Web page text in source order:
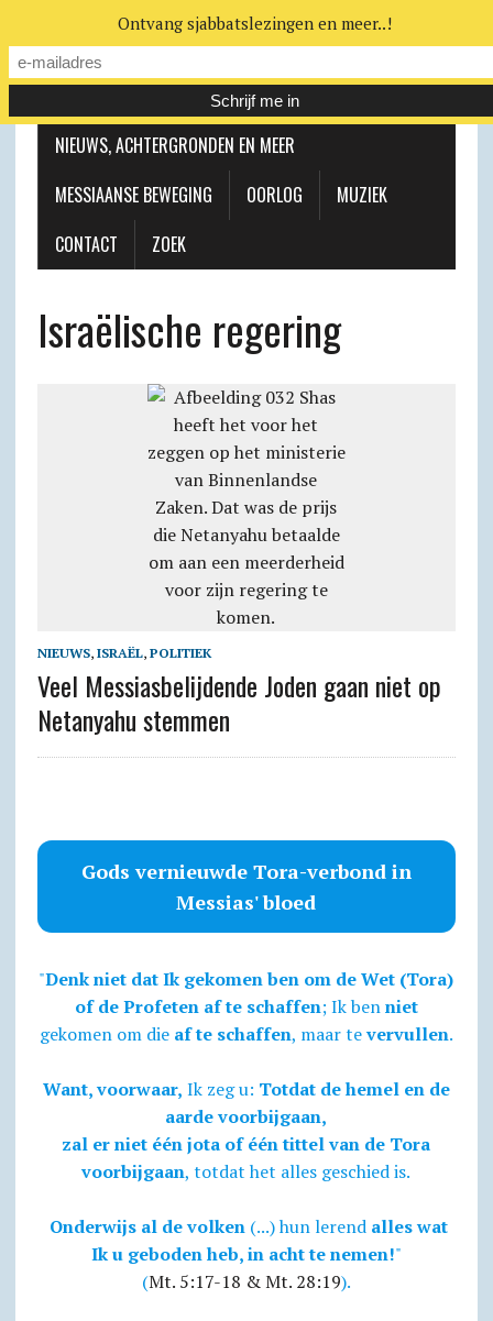
MESSIAANSE GEMEENTE
NIEUWS, ACHTERGRONDEN EN MEER
MESSIAANSE BEWEGING
OORLOG
MUZIEK
CONTACT
ZOEK
Israëlische regering
NIEUWS, ISRAËL, POLITIEK
Veel Messiasbelijdende Joden gaan niet op
Netanyahu stemmen
Gods vernieuwde Tora-verbond in
Messias' bloed
"Denk niet dat Ik gekomen ben om de Wet (Tora)
of de Profeten af te schaffen; Ik benniet
gekomen om die af te schaffen, maar tevervullen.
Want, voorwaar, Ik zeg u: Totdat de hemel en de
aarde voorbijgaan,
zal er niet één jota of één tittel van de Tora
voorbijgaan, totdat het alles geschied is.
Onderwijs al de volken(...) hun lerend alles wat
Ik u geboden heb, in acht te nemen!"
(Mt. 5:17-18 & Mt. 28:19).
Ontvang sjabbatslezingen en meer..!